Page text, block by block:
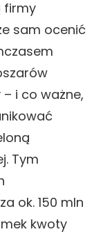
firmy
sam ocenić
i co ważne,
Tym
ok. 150 mln
kwoty